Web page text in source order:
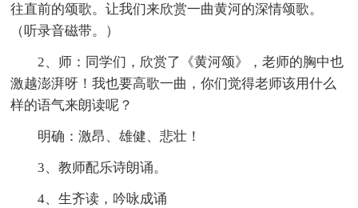
往直前的颂歌。让我们来欣赏一曲黄河的深情颂歌。
（听录音磁带。）
2、师：同学们，欣赏了《黄河颂》，老师的胸中也
激越澎湃呀！我也要高歌一曲，你们觉得老师该用什么
样的语气来朗读呢？
明确：激昂、雄健、悲壮！
3、教师配乐诗朗诵。
4、生齐读，吟咏成诵